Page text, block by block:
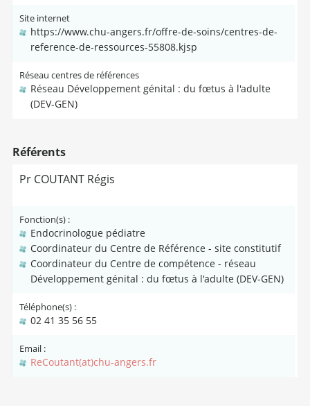
Site internet
https://www.chu-angers.fr/offre-de-soins/centres-de-
reference-de-ressources-55808.kjsp
Réseau centres de références
Réseau Développement génital : du fœtus à l'adulte
(DEV-GEN)
Référents
Pr COUTANT Régis
Fonction(s) :
Endocrinologue pédiatre
Coordinateur du Centre de Référence - site constitutif
Coordinateur du Centre de compétence - réseau
Développement génital : du fœtus à l'adulte (DEV-GEN)
Téléphone(s) :
02 41 35 56 55
Email :
ReCoutant(at)chu-angers.fr